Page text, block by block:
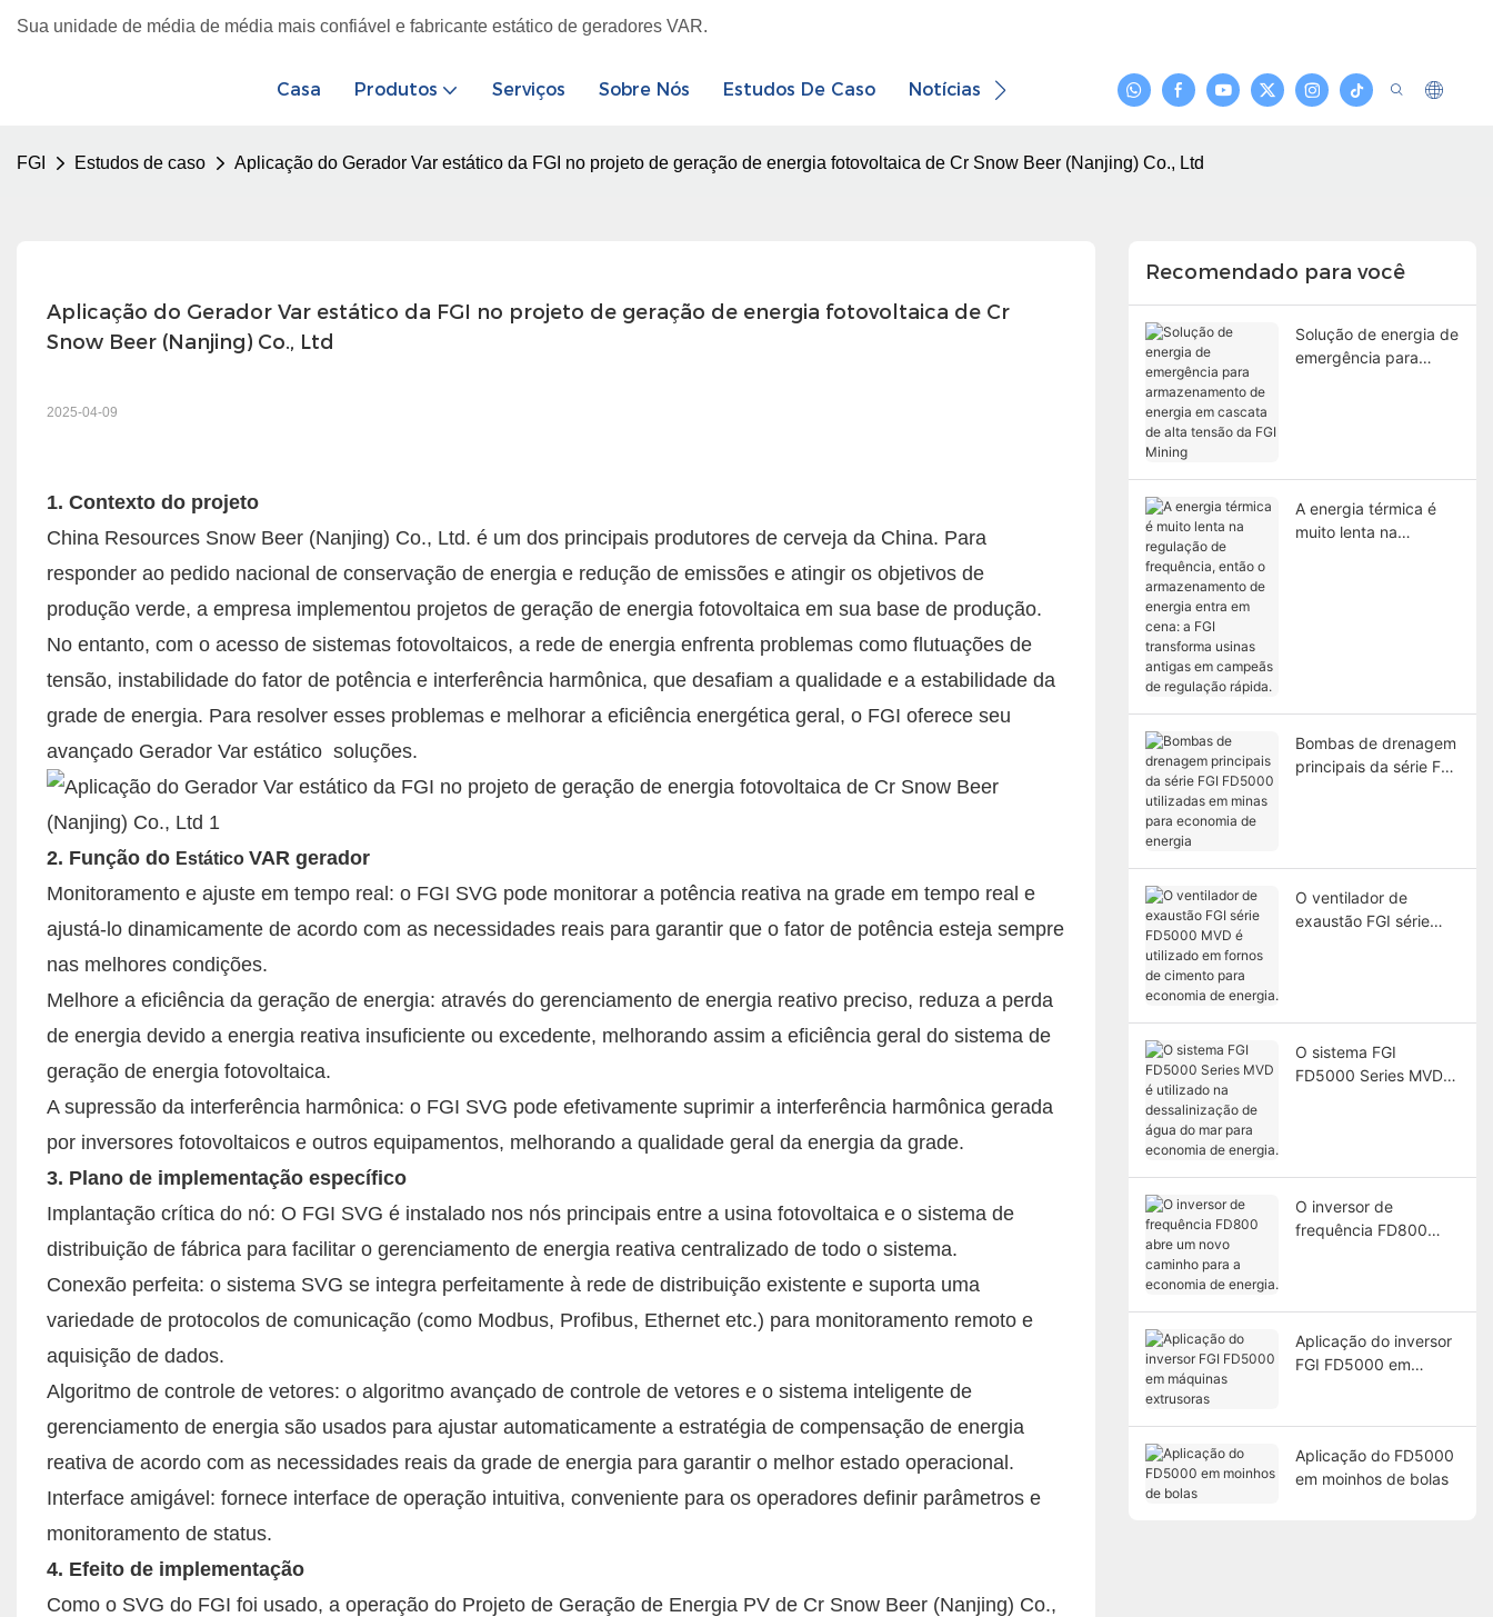
Sua unidade de média de média mais confiável e fabricante estático de geradores VAR.
Casa Produtos Serviços Sobre Nós Estudos De Caso Notícias
FGI Estudos de caso Aplicação do Gerador Var estático da FGI no projeto de geração de energia fotovoltaica de Cr Snow Beer (Nanjing) Co., Ltd
Aplicação do Gerador Var estático da FGI no projeto de geração de energia fotovoltaica de Cr
Snow Beer (Nanjing) Co., Ltd
2025-04-09
1. Contexto do projeto
China Resources Snow Beer (Nanjing) Co., Ltd. é um dos principais produtores de cerveja da China. Para
responder ao pedido nacional de conservação de energia e redução de emissões e atingir os objetivos de
produção verde, a empresa implementou projetos de geração de energia fotovoltaica em sua base de produção.
No entanto, com o acesso de sistemas fotovoltaicos, a rede de energia enfrenta problemas como flutuações de
tensão, instabilidade do fator de potência e interferência harmônica, que desafiam a qualidade e a estabilidade da
grade de energia. Para resolver esses problemas e melhorar a eficiência energética geral, o FGI oferece seu
avançado Gerador Var estático soluções.
2. Função do Estático VAR gerador
Monitoramento e ajuste em tempo real: o FGI SVG pode monitorar a potência reativa na grade em tempo real e
ajustá-lo dinamicamente de acordo com as necessidades reais para garantir que o fator de potência esteja sempre
nas melhores condições.
Melhore a eficiência da geração de energia: através do gerenciamento de energia reativo preciso, reduza a perda
de energia devido a energia reativa insuficiente ou excedente, melhorando assim a eficiência geral do sistema de
geração de energia fotovoltaica.
A supressão da interferência harmônica: o FGI SVG pode efetivamente suprimir a interferência harmônica gerada
por inversores fotovoltaicos e outros equipamentos, melhorando a qualidade geral da energia da grade.
3. Plano de implementação específico
Implantação crítica do nó: O FGI SVG é instalado nos nós principais entre a usina fotovoltaica e o sistema de
distribuição de fábrica para facilitar o gerenciamento de energia reativa centralizado de todo o sistema.
Conexão perfeita: o sistema SVG se integra perfeitamente à rede de distribuição existente e suporta uma
variedade de protocolos de comunicação (como Modbus, Profibus, Ethernet etc.) para monitoramento remoto e
aquisição de dados.
Algoritmo de controle de vetores: o algoritmo avançado de controle de vetores e o sistema inteligente de
gerenciamento de energia são usados ​​para ajustar automaticamente a estratégia de compensação de energia
reativa de acordo com as necessidades reais da grade de energia para garantir o melhor estado operacional.
Interface amigável: fornece interface de operação intuitiva, conveniente para os operadores definir parâmetros e
monitoramento de status.
4. Efeito de implementação
Como o SVG do FGI foi usado, a operação do Projeto de Geração de Energia PV de Cr Snow Beer (Nanjing) Co.,
Recomendado para você
Solução de energia de
emergência para
A energia térmica é
muito lenta na
de regulação rápida.
Bombas de drenagem
principais da série FGI
O ventilador de
exaustão FGI série
O sistema FGI
FD5000 Series MVD é
O inversor de
frequência FD800
Aplicação do inversor
FGI FD5000 em
Aplicação do FD5000
em moinhos de bolas